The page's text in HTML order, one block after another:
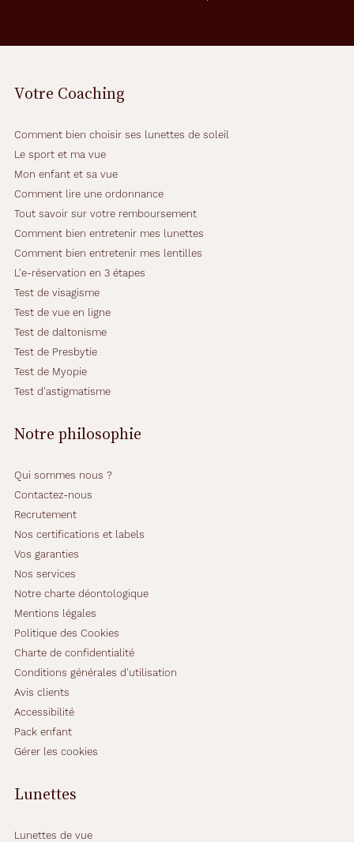
c
o
e
n
f
n
t
a
t
u
t
p
o
r
p
l
r
:
n
e
j
o
i
e
f
o
m
e
p
a
t
o
e
t
n
Votre Coaching
Comment bien choisir ses lunettes de soleil
Le sport et ma vue
Mon enfant et sa vue
Comment lire une ordonnance
Tout savoir sur votre remboursement
Comment bien entretenir mes lunettes
Comment bien entretenir mes lentilles
L'e-réservation en 3 étapes
Test de visagisme
Test de vue en ligne
Test de daltonisme
Test de Presbytie
Test de Myopie
Test d'astigmatisme
Notre philosophie
Qui sommes nous ?
Contactez-nous
Recrutement
Nos certifications et labels
Vos garanties
Nos services
Notre charte déontologique
Mentions légales
Politique des Cookies
Charte de confidentialité
Conditions générales d'utilisation
Avis clients
Accessibilité
Pack enfant
Gérer les cookies
Lunettes
Lunettes de vue